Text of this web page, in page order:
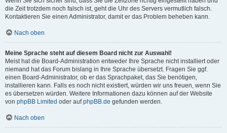
die Zeit trotzdem noch falsch ist, geht die Uhr des Servers vermutlich falsch.
Kontaktieren Sie einen Administrator, damit er das Problem beheben kann.
Nach oben
Meine Sprache steht auf diesem Board nicht zur Auswahl!
Meist hat die Board-Administration entweder Ihre Sprache nicht installiert oder
niemand hat das Forum bislang in Ihre Sprache übersetzt. Fragen Sie ggf.
einen Board-Administrator, ob er das Sprachpaket, das Sie benötigen,
installieren kann. Falls es noch nicht existiert, würden wir uns freuen, wenn Sie
es übersetzen würden. Weitere Informationen dazu können auf der Website
von phpBB Limited oder aufphpBB.de gefunden werden.
Nach oben